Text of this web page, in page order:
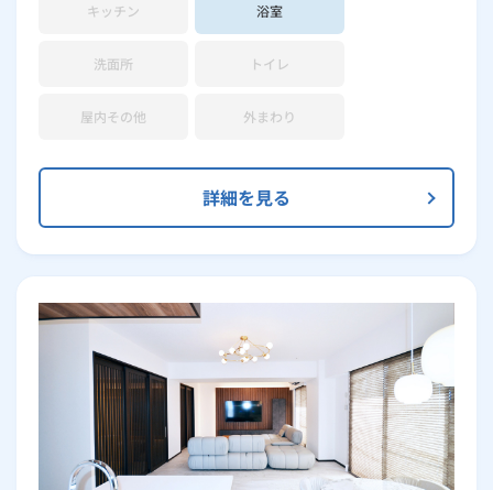
キッチン 浴室
洗面所 トイレ
屋内その他 外まわり
詳細を見る